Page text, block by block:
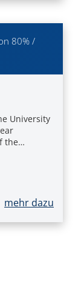
80% /
University
the…
mehr dazu